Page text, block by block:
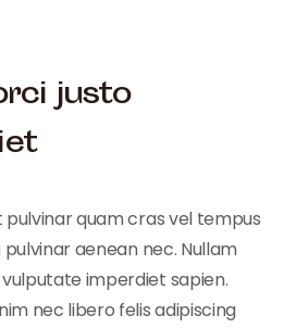
justo
quam cras vel tempus
aenean nec. Nullam
imperdiet sapien.
nec libero felis adipiscing